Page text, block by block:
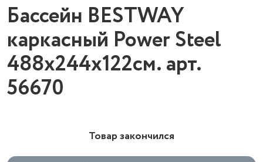
Бассейн BESTWAY
каркасный Power Steel
488х244х122см. арт.
56670
Товар закончился